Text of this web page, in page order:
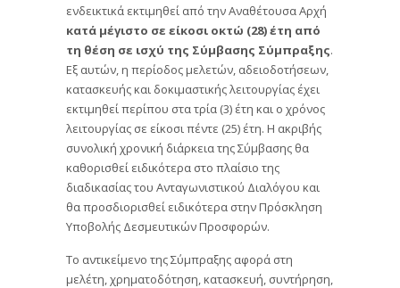
ενδεικτικά εκτιμηθεί από την Αναθέτουσα Αρχή
κατά μέγιστο σε είκοσι οκτώ (28) έτη από
τη θέση σε ισχύ της Σύμβασης Σύμπραξης.
Εξ αυτών, η περίοδος μελετών, αδειοδοτήσεων,
κατασκευής και δοκιμαστικής λειτουργίας έχει
εκτιμηθεί περίπου στα τρία (3) έτη και ο χρόνος
λειτουργίας σε είκοσι πέντε (25) έτη. Η ακριβής
συνολική χρονική διάρκεια της Σύμβασης θα
καθορισθεί ειδικότερα στο πλαίσιο της
διαδικασίας του Ανταγωνιστικού Διαλόγου και
θα προσδιορισθεί ειδικότερα στην Πρόσκληση
Υποβολής Δεσμευτικών Προσφορών.
Το αντικείμενο της Σύμπραξης αφορά στη
μελέτη, χρηματοδότηση, κατασκευή, συντήρηση,